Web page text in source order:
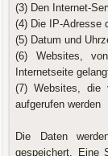
(3) Den Internet-
(4) Die IP-Adresse
(5) Datum und
(6) Websites,
Internetseite
(7) Websites, die
aufgerufen werden
Die Daten
gespeichert. Eine